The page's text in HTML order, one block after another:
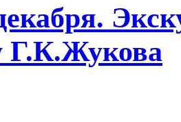
Г.К.Жукова